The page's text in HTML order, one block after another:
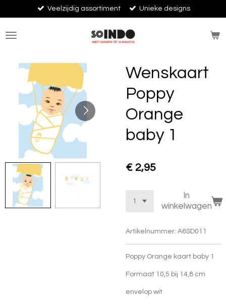
direct
naar
de
Veelzijdig assortiment Unieke designs
Wenskaart
Poppy
Orange
baby 1
€ 2,95
In
winkelwagen
Artikelnummer: A6SD011
Poppy Orange kaart baby 1
Formaat 10,5 bij 14,8 cm
envelop wit